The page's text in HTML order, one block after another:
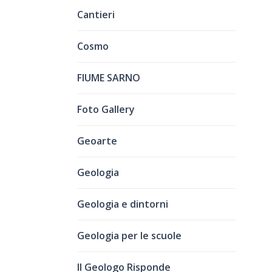
Cantieri
Cosmo
FIUME SARNO
Foto Gallery
Geoarte
Geologia
Geologia e dintorni
Geologia per le scuole
Il Geologo Risponde